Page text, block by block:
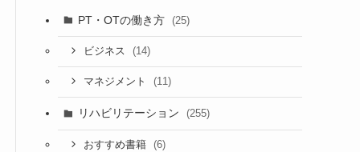
PT・OTの働き方 (25)
ビジネス (14)
マネジメント (11)
リハビリテーション (255)
おすすめ書籍 (6)